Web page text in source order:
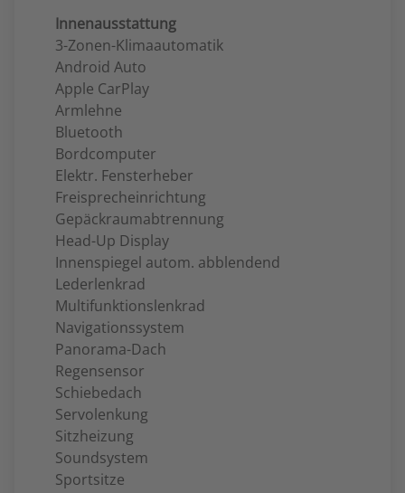
Innenausstattung
3-Zonen-Klimaautomatik
Android Auto
Apple CarPlay
Armlehne
Bluetooth
Bordcomputer
Elektr. Fensterheber
Freisprecheinrichtung
Gepäckraumabtrennung
Head-Up Display
Innenspiegel autom. abblendend
Lederlenkrad
Multifunktionslenkrad
Navigationssystem
Panorama-Dach
Regensensor
Schiebedach
Servolenkung
Sitzheizung
Soundsystem
Sportsitze